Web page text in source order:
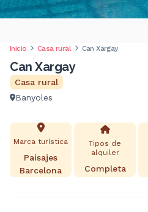
Inicio Casa rural Can Xargay
Can Xargay
Casa rural
Banyoles
Marca turística
Paisajes
Barcelona
Tipos de
alquiler
Completa